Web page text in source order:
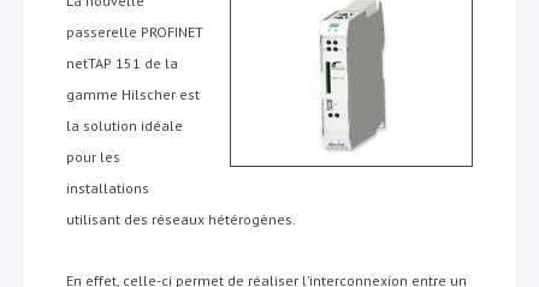
passerelle PROFINET
netTAP 151 de la
gamme Hilscher est
la solution idéale
pour les
installations
utilisant des réseaux hétérogènes.
En effet, celle-ci permet de réaliser l’interconnexion entre un